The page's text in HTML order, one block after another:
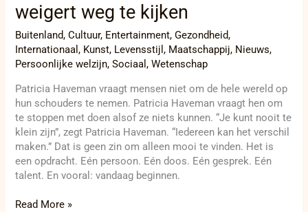
weigert weg te kijken
Buitenland,Cultuur, Entertainment,Gezondheid,
Internationaal, Kunst, Levensstijl, Maatschappij, Nieuws,
Persoonlijke welzijn,Sociaal,Wetenschap
Patricia Haveman vraagt mensen niet om de hele wereld op
hun schouders te nemen. Patricia Haveman vraagt hen om
te stoppen met doen alsof ze niets kunnen. “Je kunt nooit te
klein zijn”, zegt Patricia Haveman. “Iedereen kan het verschil
maken.” Dat is geen zin om alleen mooi te vinden. Het is
een opdracht. Eén persoon. Eén doos. Eén gesprek. Eén
talent. En vooral: vandaag beginnen.
Read More »